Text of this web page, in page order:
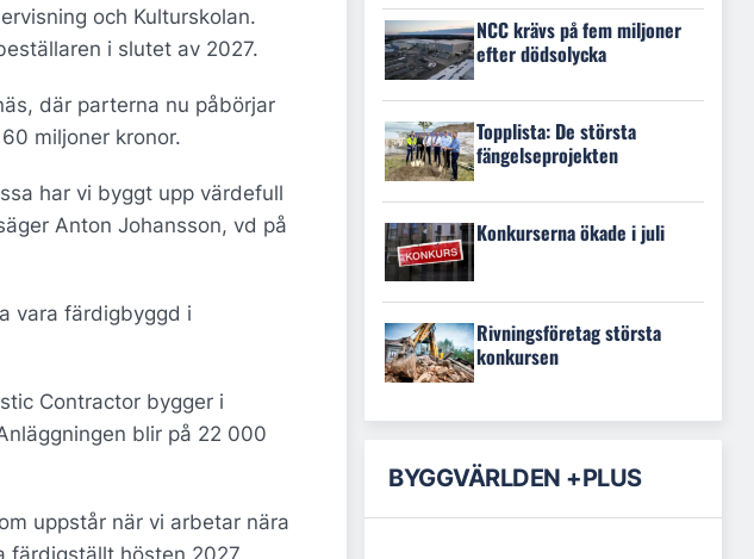
och Kulturskolan.
i slutet av 2027.
där parterna nu påbörjar
miljoner kronor.
har vi byggt upp värdefull
Anton Johansson, vd på
vara färdigbyggd i
Contractor bygger i
blir på 22 000
uppstår när vi arbetar nära
färdigställt hösten 2027,
NCC krävs på fem miljoner
efter dödsolycka
Topplista: De största
fängelseprojekten
Konkurserna ökade i juli
Rivningsföretag största
konkursen
BYGGVÄRLDEN +PLUS